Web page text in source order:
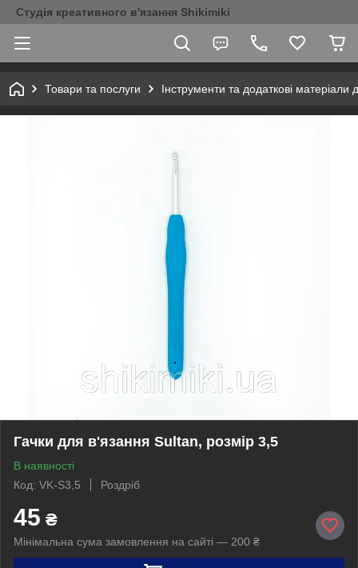
Студія креативного в'язання Shikimiki
Товари та послуги Інструменти та додаткові матеріали
Гачки для в'язання Sultan, розмір 3,5
В наявності
Код: VK-S3,5
Роздріб
45 ₴
Мінімальна сума замовлення на сайті — 200 ₴